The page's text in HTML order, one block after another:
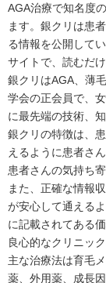
AGA治療で知名度
ます。銀クリは患
る情報を公開して
サイトで、読むだ
銀クリはAGA、薄
学会の正会員で、
に最先端の技術、
銀クリの特徴は、
えるように患者さ
患者さんの気持ち
また、正確な情報
が安心して通える
に記載されてある
良心的なクリニッ
主な治療法は育毛
薬、外用薬、成長